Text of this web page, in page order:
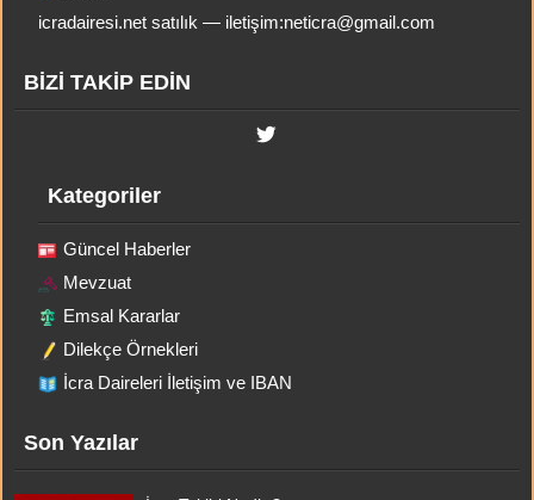
icradairesi.net satılık — iletişim:neticra@gmail.com
BİZİ TAKİP EDİN
Kategoriler
Güncel Haberler
Mevzuat
Emsal Kararlar
Dilekçe Örnekleri
İcra Daireleri İletişim ve IBAN
Son Yazılar